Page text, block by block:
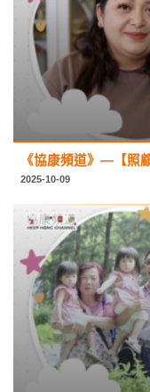
《協康頻道》—【照
2025-10-09